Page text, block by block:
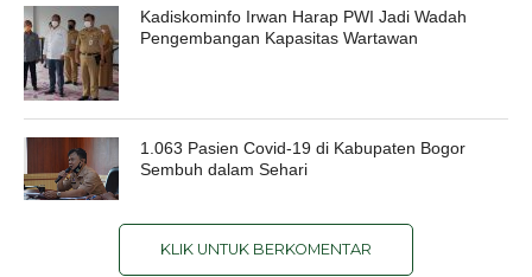
Kadiskominfo Irwan Harap PWI Jadi Wadah
Pengembangan Kapasitas Wartawan
1.063 Pasien Covid-19 di Kabupaten Bogor
Sembuh dalam Sehari
KLIK UNTUK BERKOMENTAR